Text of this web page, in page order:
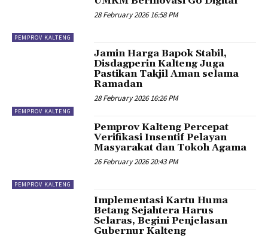
PEMPROV KALTENG
28 February 2026 16:58 PM
PEMPROV KALTENG
Jamin Harga Bapok Stabil,
Disdagperin Kalteng Juga
Pastikan Takjil Aman selama
Ramadan
28 February 2026 16:26 PM
PEMPROV KALTENG
Pemprov Kalteng Percepat
Verifikasi Insentif Pelayan
Masyarakat dan Tokoh Agama
26 February 2026 20:43 PM
Implementasi Kartu Huma
Betang Sejahtera Harus
Selaras, Begini Penjelasan
Gubernur Kalteng